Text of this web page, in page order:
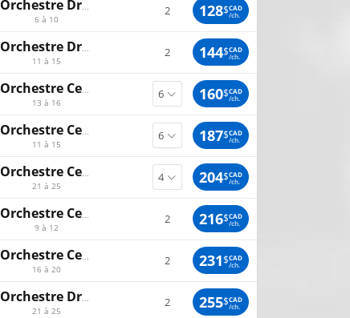
Orchestre Droit
6 à 10
2 128$CAD
/ch.
Orchestre Droit
11 à 15
2 144$CAD
/ch.
Orchestre Centre Gauche
13 à 16
160$CAD
/ch.
Orchestre Centre
11 à 15
187$CAD
/ch.
Orchestre Centre
21 à 25
204$CAD
/ch.
Orchestre Centre Droit
9 à 12
2 216$CAD
/ch.
Orchestre Centre
16 à 20
2 231$CAD
/ch.
Orchestre Droit
21 à 25
2 255$CAD
/ch.